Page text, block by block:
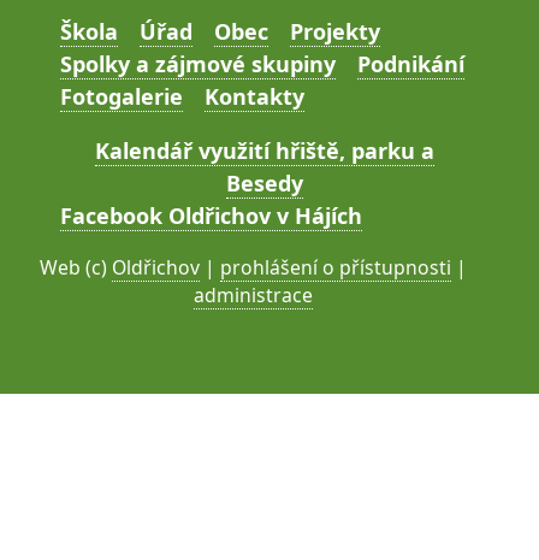
Škola Úřad Obec
Projekty
Spolky a zájmové skupiny
Podnikání
Fotogalerie
Kontakty
Kalendář využití hřiště, parku a
Besedy
Facebook Oldřichov v Hájích
Web (c) Oldřichov | prohlášení o přístupnosti |
administrace